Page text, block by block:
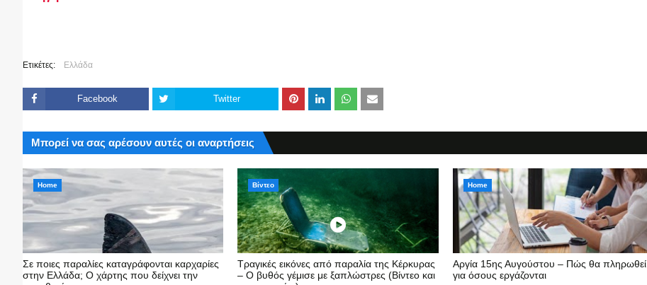
Ετικέτες: Ελλάδα
Facebook Twitter
Μπορεί να σας αρέσουν αυτές οι αναρτήσεις
Home
Σε ποιες παραλίες καταγράφονται καρχαρίες
στην Ελλάδα; Ο χάρτης που δείχνει την
Βίντεο
Τραγικές εικόνες από παραλία της Κέρκυρας
– Ο βυθός γέμισε με ξαπλώστρες (Βίντεο και
Home
Αργία 15ης Αυγούστου – Πώς θα πληρωθεί
για όσους εργάζονται